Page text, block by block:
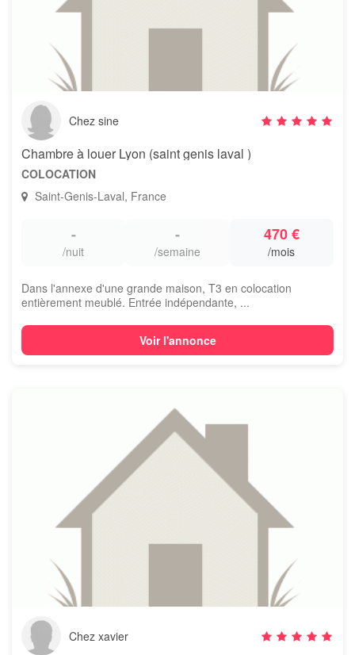
Chez sine
Chambre à louer Lyon (saint genis laval )
COLOCATION
Saint-Genis-Laval, France
-
/nuit
-
/semaine
470 €
/mois
Dans l'annexe d'une grande maison, T3 en colocation
entièrement meublé. Entrée indépendante, ...
Voir l'annonce
Chez xavier